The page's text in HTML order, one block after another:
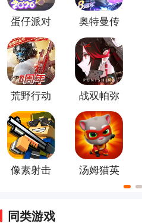
推荐的安卓动作手游并不是
体验把。
蛋仔派对
奥特曼传
奇英雄官
方版
荒野行动
正版手游
战双帕弥
什游戏
像素射击
汤姆猫英
同类游戏